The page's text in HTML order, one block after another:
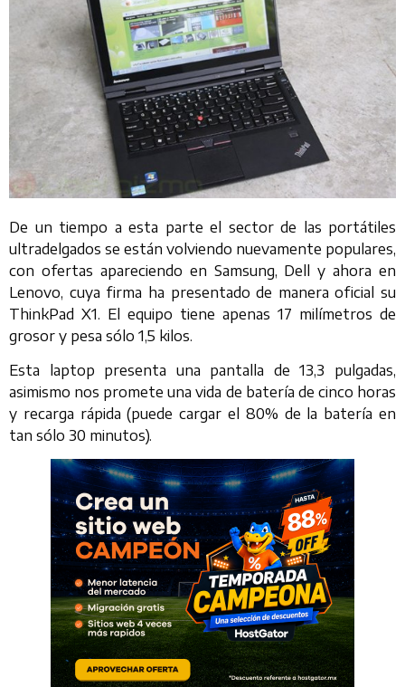
De un tiempo a esta parte el sector de las portátiles
ultradelgados se están volviendo nuevamente populares,
con ofertas apareciendo en Samsung, Dell y ahora en
Lenovo, cuya firma ha presentado de manera oficial su
ThinkPad X1. El equipo tiene apenas 17 milímetros de
grosor y pesa sólo 1,5 kilos.
Esta laptop presenta una pantalla de 13,3 pulgadas,
asimismo nos promete una vida de batería de cinco horas
y recarga rápida (puede cargar el 80% de la batería en
tan sólo 30 minutos).